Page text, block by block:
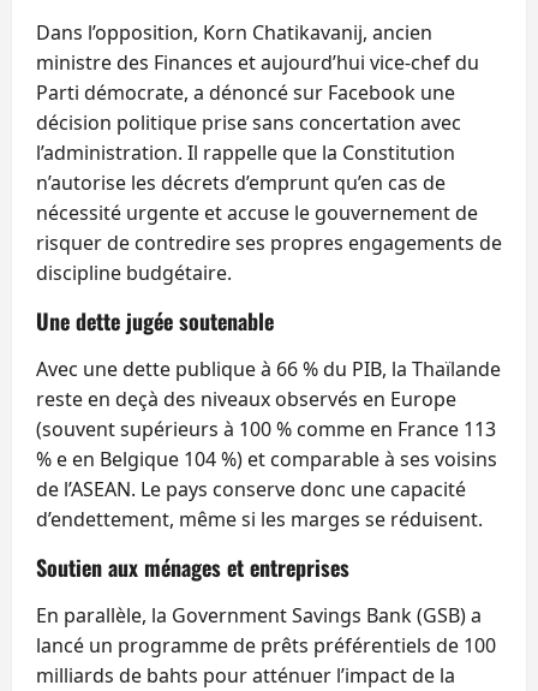
Dans l’opposition, Korn Chatikavanij, ancien
ministre des Finances et aujourd’hui vice‑chef du
Parti démocrate, a dénoncé sur Facebook une
décision politique prise sans concertation avec
l’administration. Il rappelle que la Constitution
n’autorise les décrets d’emprunt qu’en cas de
nécessité urgente et accuse le gouvernement de
risquer de contredire ses propres engagements de
discipline budgétaire.
Une dette jugée soutenable
Avec une dette publique à 66 % du PIB, la Thaïlande
reste en deçà des niveaux observés en Europe
(souvent supérieurs à 100 % comme en France 113
% e en Belgique 104 %) et comparable à ses voisins
de l’ASEAN. Le pays conserve donc une capacité
d’endettement, même si les marges se réduisent.
Soutien aux ménages et entreprises
En parallèle, la Government Savings Bank (GSB) a
lancé un programme de prêts préférentiels de 100
milliards de bahts pour atténuer l’impact de la